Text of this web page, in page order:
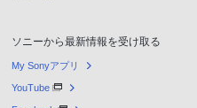
ソニーから最新情報を受け取る
My Sonyアプリ
YouTube